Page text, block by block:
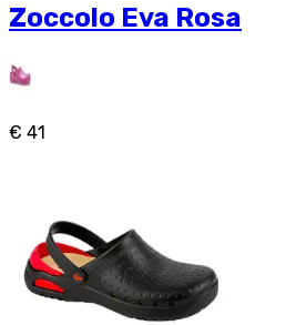
Zoccolo Eva Rosa
€ 41